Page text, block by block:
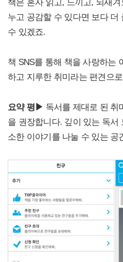
책은 혼자 읽고, 느끼고, 되새
누고 공감할 수 있다면 보다 더
수 있겠죠.
책 SNS를 통해 책을 사랑하는
하고 지루한 취미라는 편견으
요약 평▶ 독서를 제대로 된 취
을 권장합니다. 깊이 있는 독서
소한 이야기를 나눌 수 있는 공